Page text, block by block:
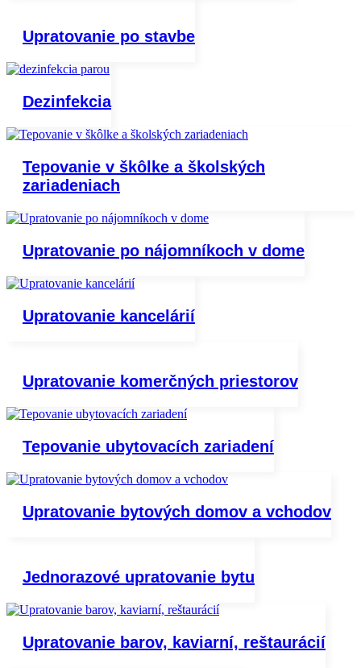
Upratovanie po stavbe
Dezinfekcia
Tepovanie v škôlke a školských
zariadeniach
Upratovanie po nájomníkoch v dome
Upratovanie kancelárií
Upratovanie komerčných priestorov
Tepovanie ubytovacích zariadení
Upratovanie bytových domov a vchodov
Jednorazové upratovanie bytu
Upratovanie barov, kaviarní, reštaurácií